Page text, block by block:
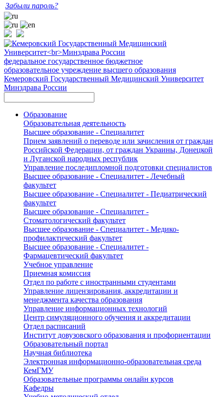
Забыли пароль?
федеральное государственное бюджетное
образовательное учреждение высшего образования
Кемеровский Государственный Медицинский Университет
Минздрава России
Образование
Образовательная деятельность
Высшее образование - Специалитет
Прием заявлений о переводе или зачисления от граждан
Российской Федерации, от граждан Украины, Донецкой
и Луганской народных республик
Управление последипломной подготовки специалистов
Высшее образование - Специалитет - Лечебный
факультет
Высшее образование - Специалитет - Педиатрический
факультет
Высшее образование - Специалитет -
Стоматологический факультет
Высшее образование - Специалитет - Медико-
профилактический факультет
Высшее образование - Специалитет -
Фармацевтический факультет
Учебное управление
Приемная комиссия
Отдел по работе с иностранными студентами
Управление лицензирования, аккредитации и
менеджмента качества образования
Управление информационных технологий
Центр симуляционного обучения и аккредитации
Отдел расписаний
Институт довузовского образования и профориентации
Образовательный портал
Научная библиотека
Электронная информационно-образовательная среда
КемГМУ
Образовательные программы онлайн курсов
Кафедры